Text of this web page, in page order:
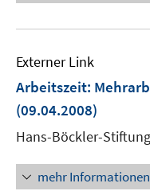
Externer Link
Arbeitszeit:
(09.04.2008)
Hans-Böckler-Stiftung
mehr Informationen